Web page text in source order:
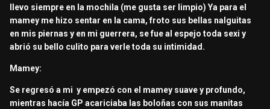
llevo siempre en la mochila (me gusta ser limpio) Ya para el
mamey me hizo sentar en la cama, froto sus bellas nalguitas
en mis piernas y en mi guerrera, se fue al espejo toda sexi y
abrió su bello culito para verle toda su intimidad.
Mamey:
Se regresó a mi y empezó con el mamey suave y profundo,
mientras hacía GP acariciaba las boloñas con sus manitas